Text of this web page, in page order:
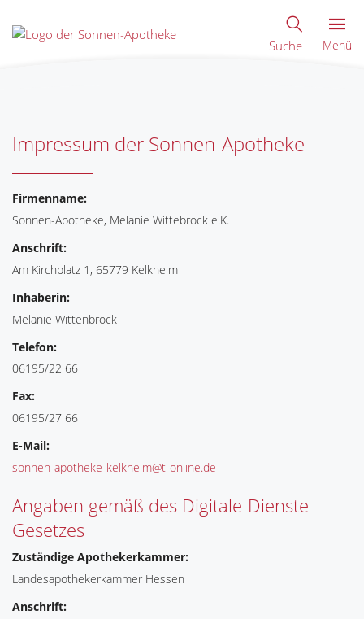
Suche Menü
Impressum der Sonnen-Apotheke
Firmenname:
Sonnen-Apotheke, Melanie Wittebrock e.K.
Anschrift:
Am Kirchplatz 1, 65779 Kelkheim
Inhaberin:
Melanie Wittenbrock
Telefon:
06195/22 66
Fax:
06195/27 66
E-Mail:
sonnen-apotheke-kelkheim@t-online.de
Angaben gemäß des Digitale-Dienste-
Gesetzes
Zuständige Apothekerkammer:
Landesapothekerkammer Hessen
Anschrift: